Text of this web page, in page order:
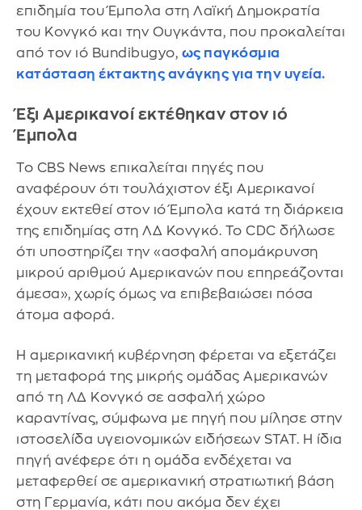
επιδημία του Έμπολα στη Λαϊκή Δημοκρατία
του Κονγκό και την Ουγκάντα, που προκαλείται
από τον ιό Bundibugyo, ως παγκόσμια
κατάσταση έκτακτης ανάγκης για την υγεία.
Έξι Αμερικανοί εκτέθηκαν στον ιό
Έμπολα
Το CBS News επικαλείται πηγές που
αναφέρουν ότι τουλάχιστον έξι Αμερικανοί
έχουν εκτεθεί στον ιό Έμπολα κατά τη διάρκεια
της επιδημίας στη ΛΔ Κονγκό. Το CDC δήλωσε
ότι υποστηρίζει την «ασφαλή απομάκρυνση
μικρού αριθμού Αμερικανών που επηρεάζονται
άμεσα», χωρίς όμως να επιβεβαιώσει πόσα
άτομα αφορά.
Η αμερικανική κυβέρνηση φέρεται να εξετάζει
τη μεταφορά της μικρής ομάδας Αμερικανών
από τη ΛΔ Κονγκό σε ασφαλή χώρο
καραντίνας, σύμφωνα με πηγή που μίλησε στην
ιστοσελίδα υγειονομικών ειδήσεων STAT. Η ίδια
πηγή ανέφερε ότι η ομάδα ενδέχεται να
μεταφερθεί σε αμερικανική στρατιωτική βάση
στη Γερμανία, κάτι που ακόμα δεν έχει